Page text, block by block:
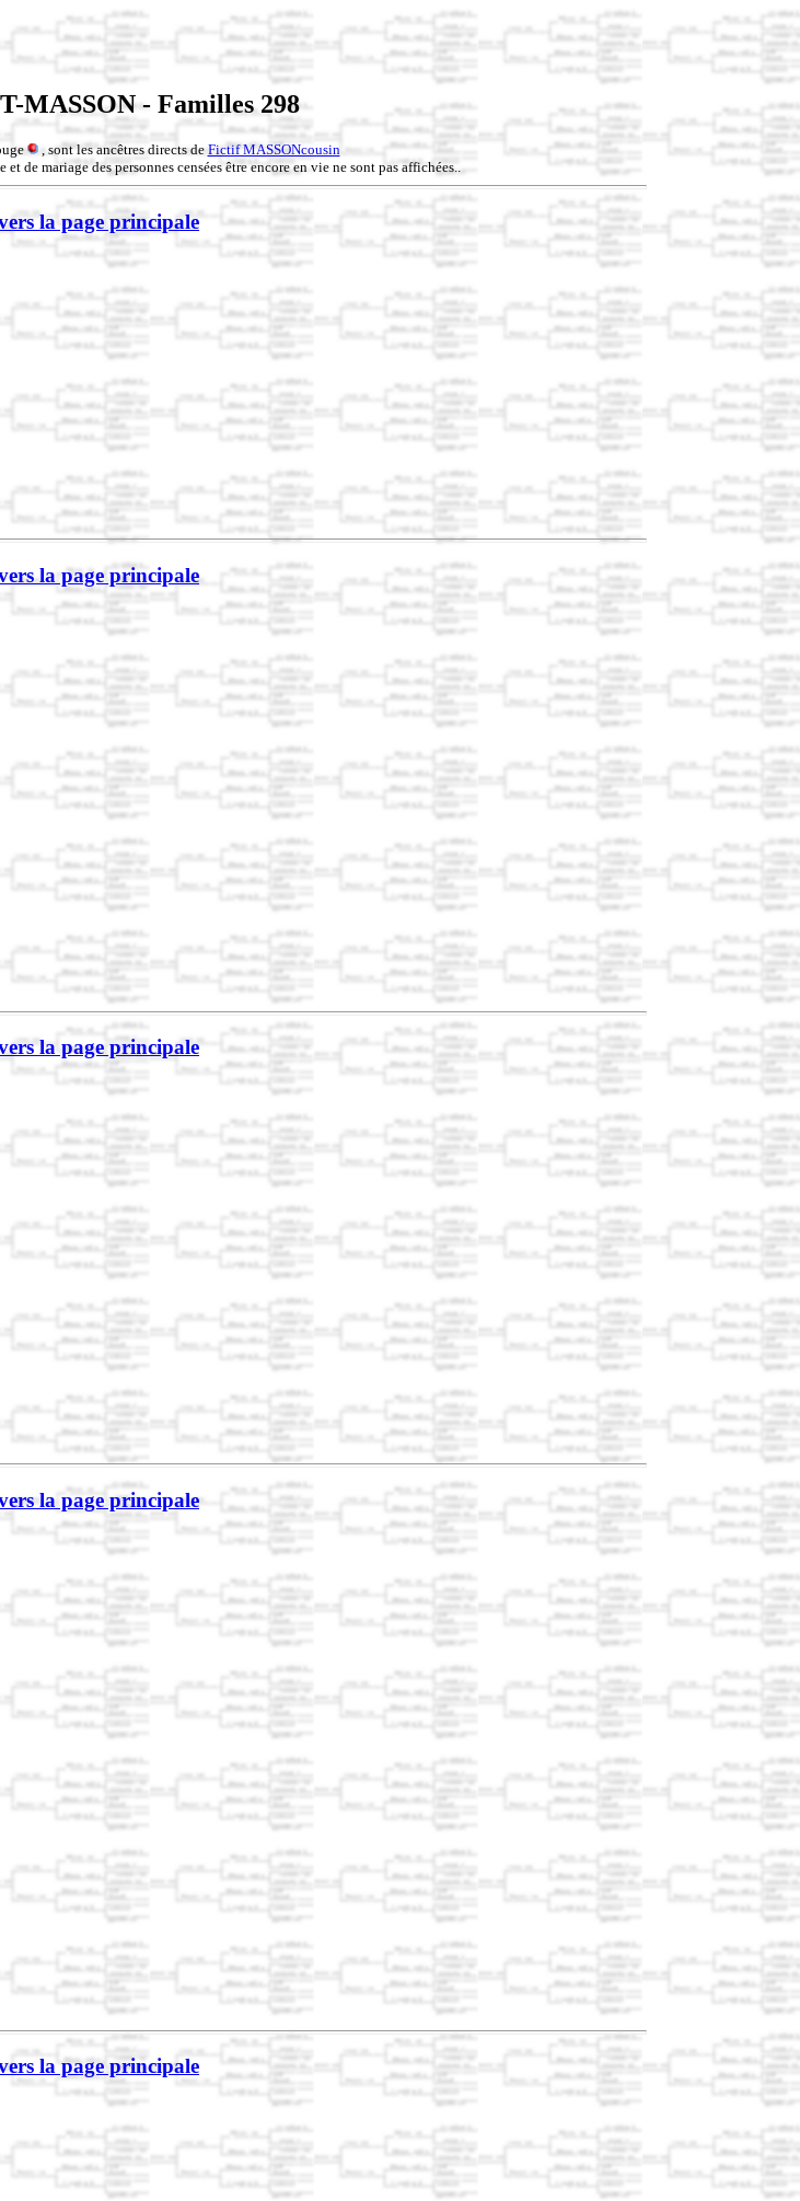
MASSON - Familles 298
, sont les ancêtres directs de Fictif MASSONcousin
de mariage des personnes censées être encore en vie ne sont pas affichées..
la page principale
la page principale
la page principale
la page principale
la page principale